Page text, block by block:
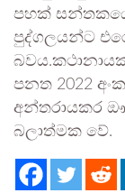
පහක්
පුද්ගලයන්ට
පනත 2022
අන්තරායකර
බලාත්මක වේ.